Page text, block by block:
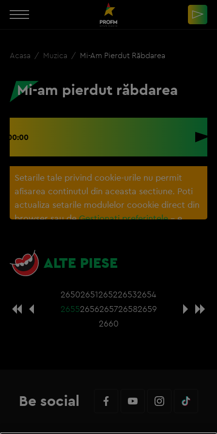
Acasa Muzica Mi-Am Pierdut Răbdarea
Mi-am pierdut răbdarea
00:00
Setarile tale privind cookie-urile nu permit
afisarea continutul din aceasta sectiune. Poti
actualiza setarile modulelor coookie direct din
browser sau deGestionați preferințele– e
ALTE PIESE
26502651265226532654
26552656265726582659
2660
Be social